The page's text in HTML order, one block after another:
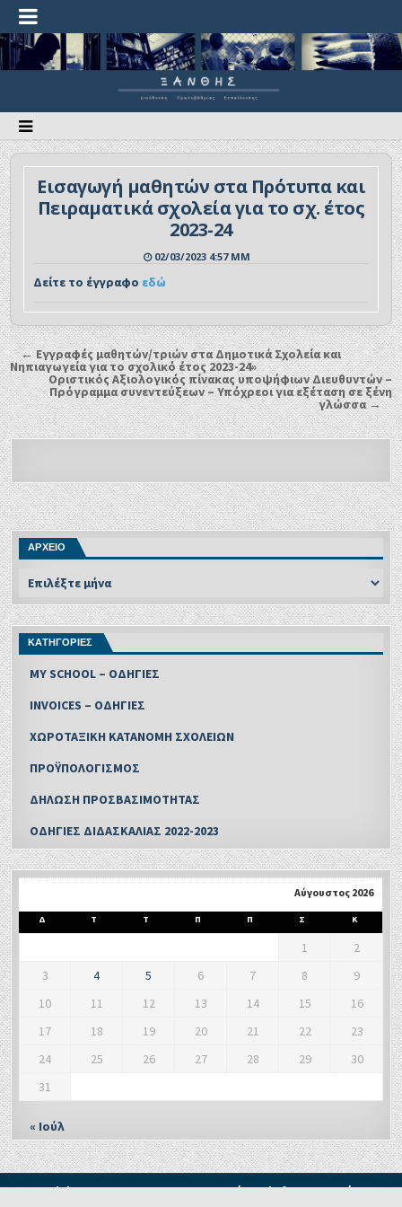
Εισαγωγή μαθητών στα Πρότυπα και
Πειραματικά σχολεία για το σχ. έτος
2023-24
02/03/2023 4:57 ΜΜ
Δείτε το έγγραφο εδώ
← Εγγραφές μαθητών/τριών στα Δημοτικά Σχολεία και
Νηπιαγωγεία για το σχολικό έτος 2023-24»
Οριστικός Αξιολογικός πίνακας υποψήφιων Διευθυντών –
Πρόγραμμα συνεντεύξεων – Υπόχρεοι για εξέταση σε ξένη
γλώσσα →
ΑΡΧΕΙΟ
ΚΑΤΗΓΟΡΙΕΣ
MY SCHOOL – ΟΔΗΓΙΕΣ
INVOICES – ΟΔΗΓΙΕΣ
ΧΩΡΟΤΑΞΙΚΗ ΚΑΤΑΝΟΜΗ ΣΧΟΛΕΙΩΝ
ΠΡΟΫΠΟΛΟΓΙΣΜΟΣ
ΔΗΛΩΣΗ ΠΡΟΣΒΑΣΙΜΟΤΗΤΑΣ
ΟΔΗΓΙΕΣ ΔΙΔΑΣΚΑΛΙΑΣ 2022-2023
Αύγουστος 2026
Δ Τ Τ Π Π Σ Κ
1
2
3
4 5 6 7 8
9
10
11 12 13 14 15
16
17
18 19 20 21 22
23
24
25 26 27 28 29
30
31
« Ιούλ
Copyright © 2021 - Δ. Π. Ε. ΞΑΝΘΗΣ Τμήμα Δ' Πληροφορικής και